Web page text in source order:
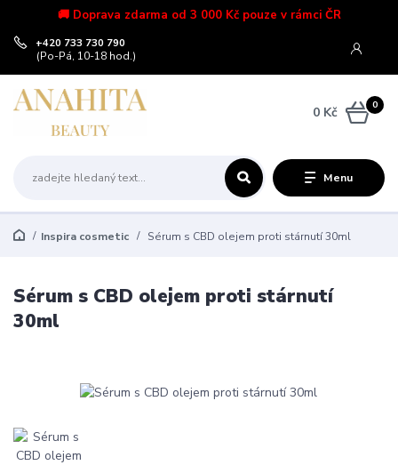
🚚 Doprava zdarma od 3 000 Kč pouze v rámci ČR
Menu
+420 733 730 790
(Po-Pá, 10-18 hod.)
0
0 Kč
Inspira cosmetic Sérum s CBD olejem proti stárnutí 30ml
Sérum s CBD olejem proti stárnutí
30ml